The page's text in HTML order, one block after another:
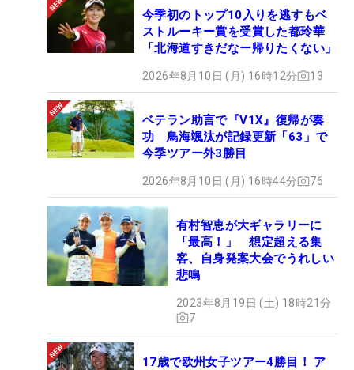
今季初のトップ10入りを逃すもベ
ストルーキー賞を受賞した都玲華
「北海道すきだなー帰りたくない」
2026年8月10日 (月) 16時12分 13
ベテラン助言で『V1X』復帰が奏
功 鳥海颯汰が記録更新「63」で
今季ツアー外3勝目
2026年8月10日 (月) 16時44分 76
有村智恵が大ギャラリーに
「最高！」 想定超える集
客、自身発案大会でうれしい
悲鳴
2023年8月19日 (土) 18時21分
7
17歳で欧州女子ツアー4勝目！ ア